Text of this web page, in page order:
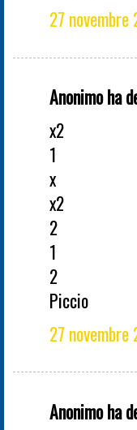
27
Anonimo ha
x2
1
x
x2
2
1
2
Piccio
27
Anonimo ha